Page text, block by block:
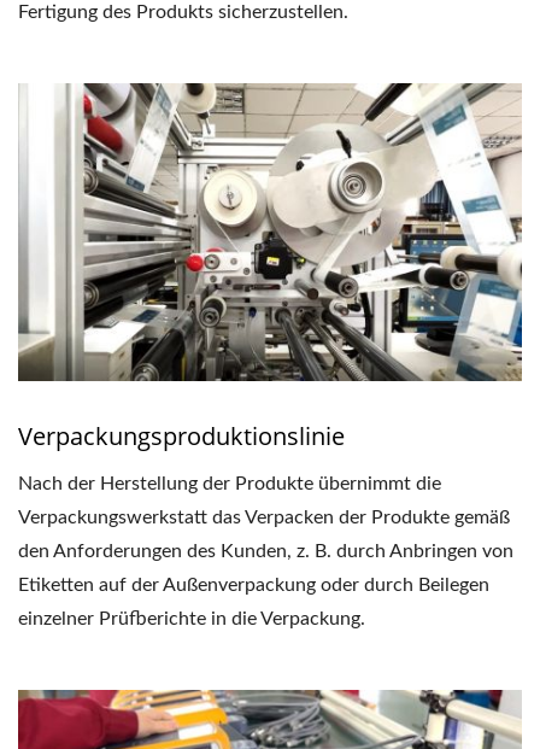
Fertigung des Produkts sicherzustellen.
Verpackungsproduktionslinie
Nach der Herstellung der Produkte übernimmt die
Verpackungswerkstatt das Verpacken der Produkte gemäß
den Anforderungen des Kunden, z. B. durch Anbringen von
Etiketten auf der Außenverpackung oder durch Beilegen
einzelner Prüfberichte in die Verpackung.